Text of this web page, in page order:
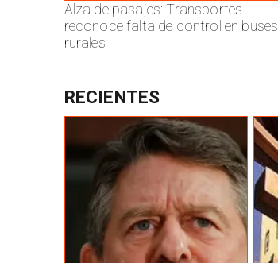
Alza de pasajes: Transportes
reconoce falta de control en buses
rurales
RECIENTES